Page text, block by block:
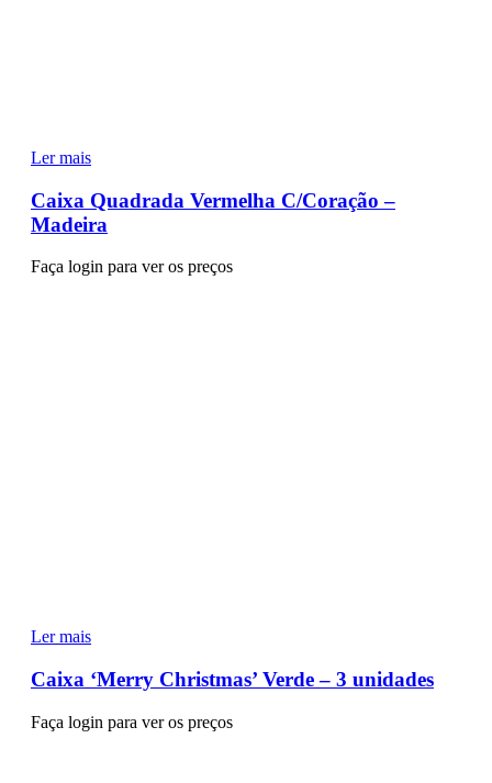
Ler mais
Caixa Quadrada Vermelha C/Coração –
Madeira
Faça login para ver os preços
Ler mais
Caixa ‘Merry Christmas’ Verde – 3 unidades
Faça login para ver os preços